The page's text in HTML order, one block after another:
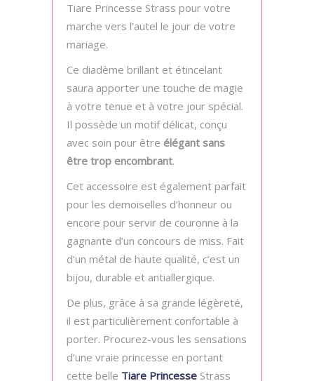
Tiare Princesse Strass pour votre
marche vers l’autel le jour de votre
mariage.
Ce diadème brillant et étincelant
saura apporter une touche de magie
à votre tenue et à votre jour spécial.
Il possède un motif délicat, conçu
avec soin pour être élégant sans
être trop encombrant.
Cet accessoire est également parfait
pour les demoiselles d’honneur ou
encore pour servir de couronne à la
gagnante d’un concours de miss. Fait
d’un métal de haute qualité, c’est un
bijou, durable et antiallergique.
De plus, grâce à sa grande légèreté,
il est particulièrement confortable à
porter. Procurez-vous les sensations
d’une vraie princesse en portant
cette belle Tiare Princesse Strass